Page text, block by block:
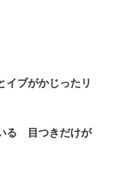
ブがかじったリ
る 目つきだけが